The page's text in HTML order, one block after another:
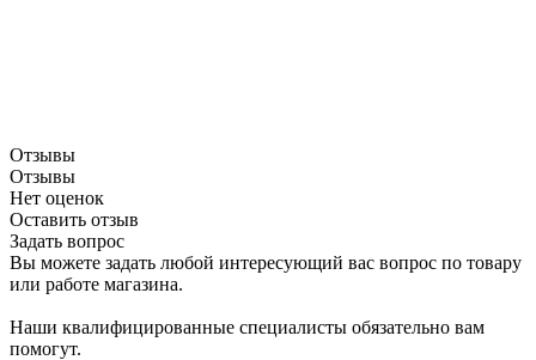
Отзывы
Отзывы
Нет оценок
Оставить отзыв
Задать вопрос
Вы можете задать любой интересующий вас вопрос по товару
или работе магазина.
Наши квалифицированные специалисты обязательно вам
помогут.